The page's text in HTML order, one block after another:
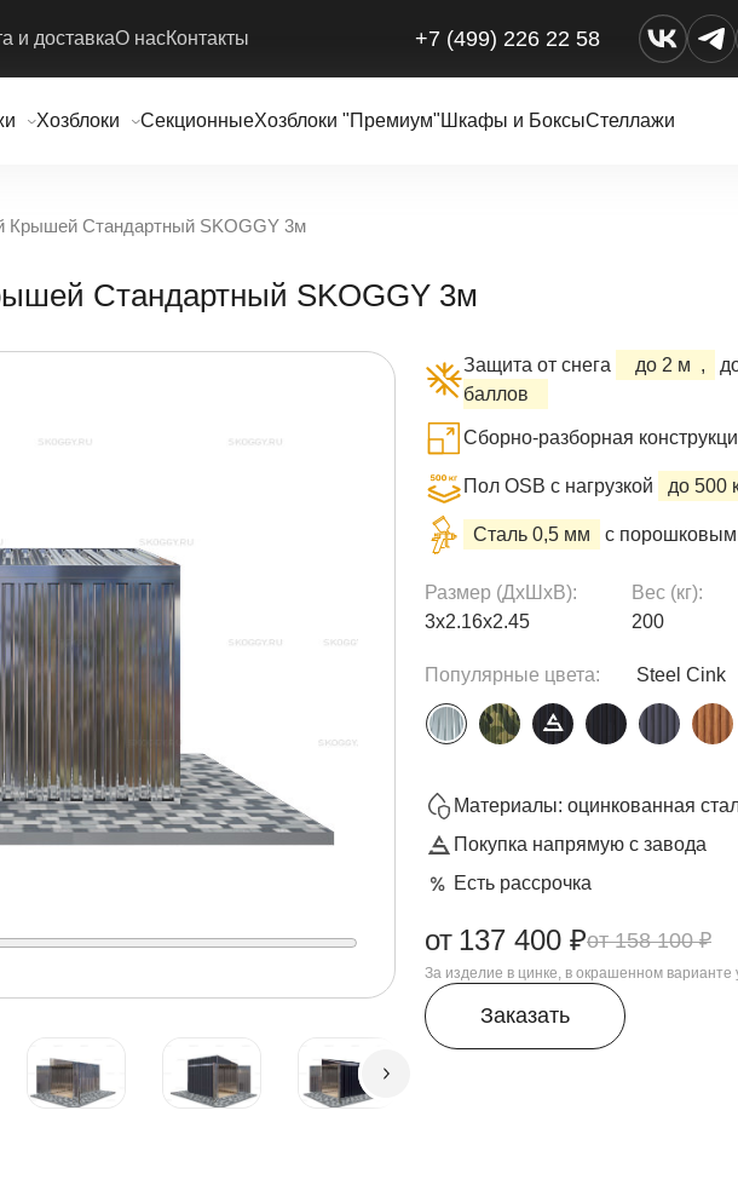
и доставкаО насКонтакты +7 (499) 226 22 58
Хозблоки СекционныеХозблоки "Премиум" Шкафы и БоксыСтеллажи
Крышей Стандартный SKOGGY 3м
Стандартный SKOGGY 3м
Защита от снега до 2 м ,
баллов
Сборно-разборная
Пол OSB с нагрузкой до 500
Сталь 0,5 мм с
Размер (ДxШxВ):
3х2.16х2.45
Вес (кг):
200
Популярные цвета: Steel Cink
Материалы: оцинкованная
Покупка напрямую с завода
Есть рассрочка
158 100 ₽
от 137 400 ₽
За изделие в цинке, в окрашенном
Заказать